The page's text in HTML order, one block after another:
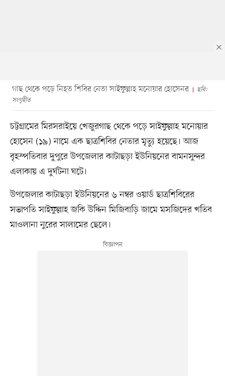
গাছ থেকে পড়ে নিহত শিবির নেতা সাইফুল্লাহ মনোয়ার হোসেনর
ছবি:
সংগৃহীত
চট্টগ্রামের মিরসরাইয়ে খেজুরগাছ থেকে পড়ে সাইফুল্লাহ মনোয়ার
হোসেন (১৯) নামে এক ছাত্রশিবির নেতার মৃত্যু হয়েছে। আজ
বৃহস্পতিবার দুপুরে উপজেলার কাটাছড়া ইউনিয়নের বামনসুন্দর
এলাকায় এ দুর্ঘটনা ঘটে।
উপজেলার কাটাছড়া ইউনিয়নের ৬ নম্বর ওয়ার্ড ছাত্রশিবিরের
সভাপতি সাইফুল্লাহ জকি উদ্দিন মিজিবাড়ি জামে মসজিদের খতিব
মাওলানা নুরের সালামের ছেলে।